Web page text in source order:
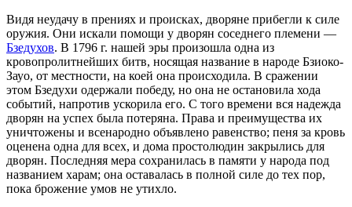
Видя неудачу в прениях и происках, дворяне прибегли к силе
оружия. Они искали помощи у дворян соседнего племени —
Бзедухов. В 1796 г. нашей эры произошла одна из
кровопролитнейших битв, носящая название в народе Бзиоко-
Зауо, от местности, на коей она происходила. В сражении
этом Бзедухи одержали победу, но она не остановила хода
событий, напротив ускорила его. С того времени вся надежда
дворян на успех была потеряна. Права и преимущества их
уничтожены и всенародно объявлено равенство; пеня за кровь
оценена одна для всех, и дома простолюдин закрылись для
дворян. Последняя мера сохранилась в памяти у народа под
названием харам; она оставалась в полной силе до тех пор,
пока брожение умов не утихло.